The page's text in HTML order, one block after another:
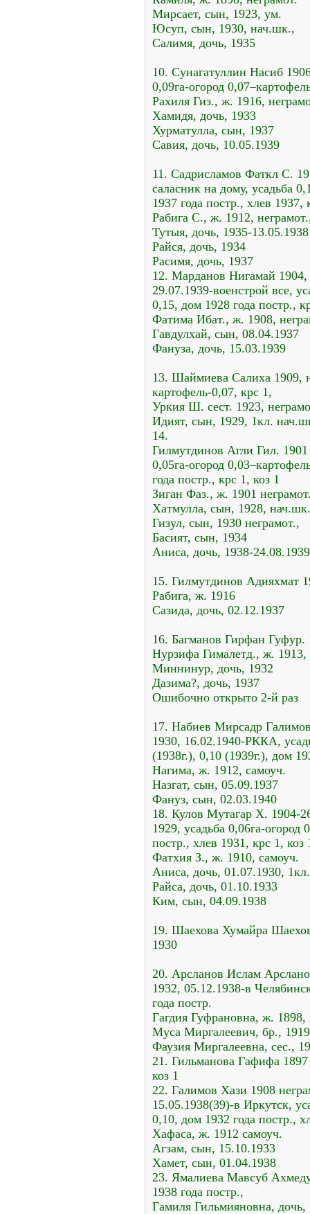
Мирсает, сын, 1923, ум.
Юсуп, сын, 1930, нач.шк.,
Салимя, дочь, 1935
10. Сунагатуллин Насиб
0,09га-огород
Рахиля Гиз., ж. 1916,
Хамидя, дочь, 1933
Хурматулла, сын, 1937
Савия, дочь, 10.05.1939
11. Садрисламов Фаткл С.
саласник на дому, усадьба
1937 года постр., хлев 1937,
Рабига С., ж. 1912,
Тутыя, дочь, 1935-13.05.1938
Райся, дочь, 1934
Расимя, дочь, 1937
12. Марданов Нигамай
29.07.1939-военстрой все,
0,15, дом 1928 года постр.,
Фатима Ибат., ж. 1908,
Гавдулхай, сын, 08.04.1937
Фануза, дочь, 15.03.1939
13. Шаймиева Салиха 1909,
картофель-0,07, крс 1,
Уркия Ш. сест. 1923,
Идият, сын, 1929, 1кл.
14.
Гилмутдинов Агли Гил.
0,05га-огород
года постр., крс 1, коз 1
Зиган Фаз., ж. 1901
Хатмулла, сын, 1928,
Гизул, сын, 1930 неграмот.,
Басият, сын, 1934
Аниса, дочь, 1938-24.08.1939
15. Гилмутдинов Адияхмат
Рабига, ж. 1916
Сазида, дочь, 02.12.1937
16. Багманов Гирфан
Нурзифа Гималетд., ж. 1913,
Миннинур, дочь, 1932
Дазима?, дочь, 1937
Ошибочно открыто 2-й раз
17. Набиев Мирсадр
1930, 16.02.1940-РККА,
(1938г.), 0,10 (1939г.), дом
Нагима, ж. 1912, самоуч.
Назгат, сын, 05.09.1937
Фануз, сын, 02.03.1940
18. Кулов Мутагар Х. 1904-
1929, усадьба 0,06га-огород
постр., хлев 1931, крс 1, коз
Фатхия З., ж. 1910, самоуч.
Аниса, дочь, 01.07.1930,
Райса, дочь, 01.10.1933
Ким, сын, 04.09.1938
19. Шаехова Хумайра
1930
20. Арсланов Ислам
1932, 05.12.1938-в
года постр.
Гагдия Гуфрановна, ж. 1898,
Муса Миргалеевич, бр.,
Фаузия Миргалеевна, сес.,
21. Гильманова Гафифа
коз 1
22. Галимов Хази 1908
15.05.1938(39)-в Иркутск,
0,10, дом 1932 года постр.,
Хафаса, ж. 1912 самоуч.
Агзам, сын, 15.10.1933
Хамет, сын, 01.04.1938
23. Ямалиева Мавсуб
1938 года постр.,
Гамиля Гильмияновна, дочь,